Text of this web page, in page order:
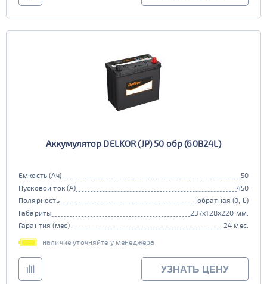
Аккумулятор DELKOR (JP) 50 обр (60B24L)
Емкость (Ач)
50
Пусковой ток (А)
450
Полярность
обратная (0, L)
Габариты
237x128x220 мм.
Гарантия (мес)
24 мес.
наличие уточняйте у менеджера
УЗНАТЬ ЦЕНУ